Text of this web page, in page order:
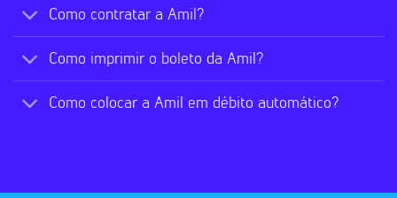
Como contratar a Amil?
Como imprimir o boleto da Amil?
Como colocar a Amil em débito automático?